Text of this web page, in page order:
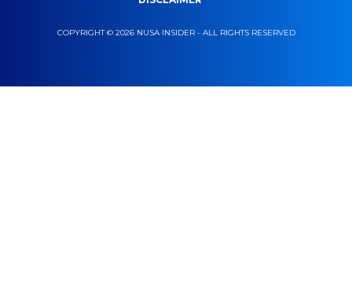
COPYRIGHT © 2026 NUSA INSIDER - ALL RIGHTS RESERVED